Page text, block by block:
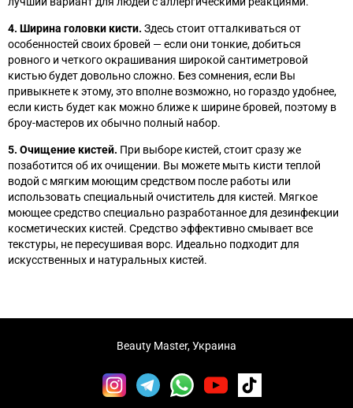
4. Ширина головки кисти. Здесь стоит отталкиваться от
особенностей своих бровей —если они тонкие, добиться
ровного и четкого окрашивания широкой сантиметровой
кистью будет довольно сложно. Без сомнения, если Вы
привыкнете к этому, это вполне возможно, но гораздо удобнее,
если кисть будет как можно ближе к ширине бровей, поэтому в
броу-мастеров их обычно полный набор.
5. Очищение кистей. При выборе кистей, стоит сразу же
позаботится об их очищении. Вы можете мыть кисти теплой
водой с мягким моющим средством после работы или
использовать специальный очиститель для кистей. Мягкое
моющее средство специально разработанное для дезинфекции
косметических кистей. Средство эффективно смывает все
текстуры, не пересушивая ворс. Идеально подходит для
искусственных и натуральных кистей.
Beauty Master, Украина